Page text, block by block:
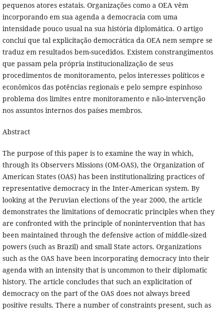
pequenos atores estatais. Organizações como a OEA vêm
incorporando em sua agenda a democracia com uma
intensidade pouco usual na sua história diplomática. O artigo
conclui que tal explicitação democrática da OEA nem sempre se
traduz em resultados bem-sucedidos. Existem constrangimentos
que passam pela própria institucionalização de seus
procedimentos de monitoramento, pelos interesses políticos e
econômicos das potências regionais e pelo sempre espinhoso
problema dos limites entre monitoramento e não-intervenção
nos assuntos internos dos países membros.
Abstract
The purpose of this paper is to examine the way in which,
through its Observers Missions (OM-OAS), the Organization of
American States (OAS) has been institutionalizing practices of
representative democracy in the Inter-American system. By
looking at the Peruvian elections of the year 2000, the article
demonstrates the limitations of democratic principles when they
are confronted with the principle of nonintervention that has
been maintained through the defensive action of middle-sized
powers (such as Brazil) and small State actors. Organizations
such as the OAS have been incorporating democracy into their
agenda with an intensity that is uncommon to their diplomatic
history. The article concludes that such an explicitation of
democracy on the part of the OAS does not always breed
positive results. There a number of constraints present, such as